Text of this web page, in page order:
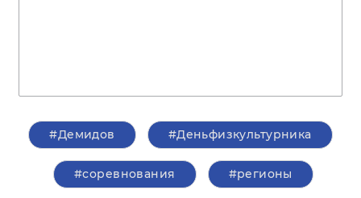
#Демидов #Деньфизкультурника
#соревнования #регионы